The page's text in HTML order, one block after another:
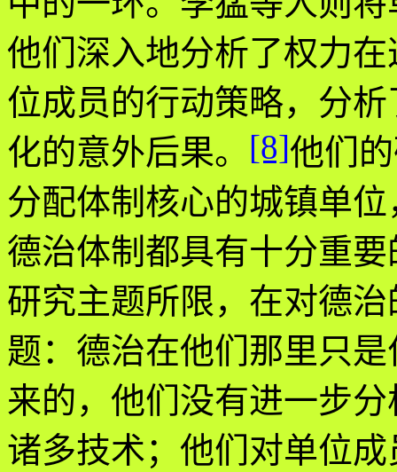
他们深入地分析了权力
位成员的行动策略，分
化的意外后果。 [8]他们
分配体制核心的城镇单
德治体制都具有十分重
研究主题所限，在对德
题：德治在他们那里只
来的，他们没有进一步
诸多技术；他们对单位